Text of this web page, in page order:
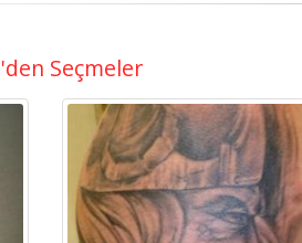
'den Seçmeler